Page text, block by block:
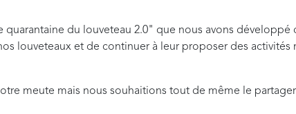
du louveteau 2.0" que nous avons développé
louveteaux et de continuer à leur proposer des activités
meute mais nous souhaitions tout de même le